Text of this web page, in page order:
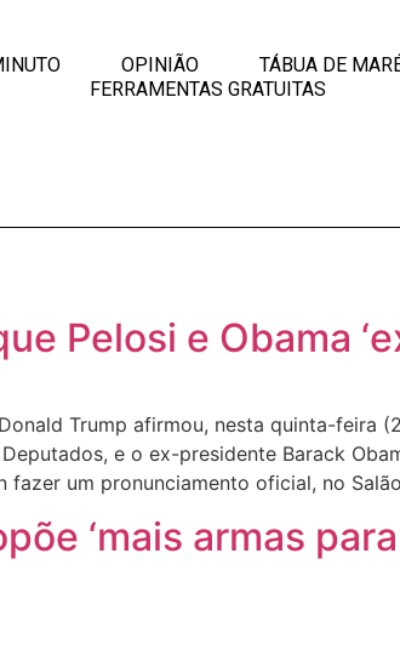
OPINIÃO
TÁBUA DE
FERRAMENTAS GRATUITAS
Pelosi e Obama
Trump afirmou, nesta quinta-feira
e o ex-presidente Barack
fazer um pronunciamento oficial, no
‘mais armas para